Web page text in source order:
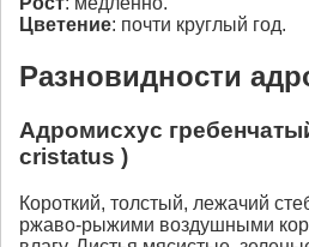
Цветение: почти круглый год.
Разновидности
Адромисхус
cristatus )
Короткий, толстый, лежачий
ржаво-рыжими воздушными